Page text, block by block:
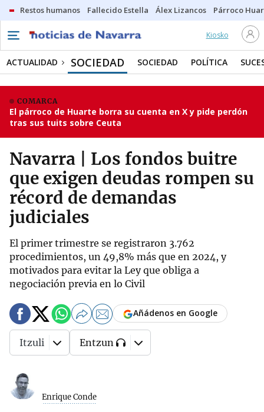
Restos humanos Fallecido Estella Álex Lizancos Párroco
Kiosko
ACTUALIDAD SOCIEDAD SOCIEDAD POLÍTICA
COMARCA
El párroco de Huarte borra su cuenta en X y pide perdón
tras sus tuits sobre Ceuta
Navarra | Los fondos buitre
que exigen deudas rompen su
récord de demandas
judiciales
El primer trimestre se registraron 3.762
procedimientos, un 49,8% más que en 2024, y
motivados para evitar la Ley que obliga a
negociación previa en lo Civil
Enrique Conde
Añádenos en Google
Itzuli Entzun